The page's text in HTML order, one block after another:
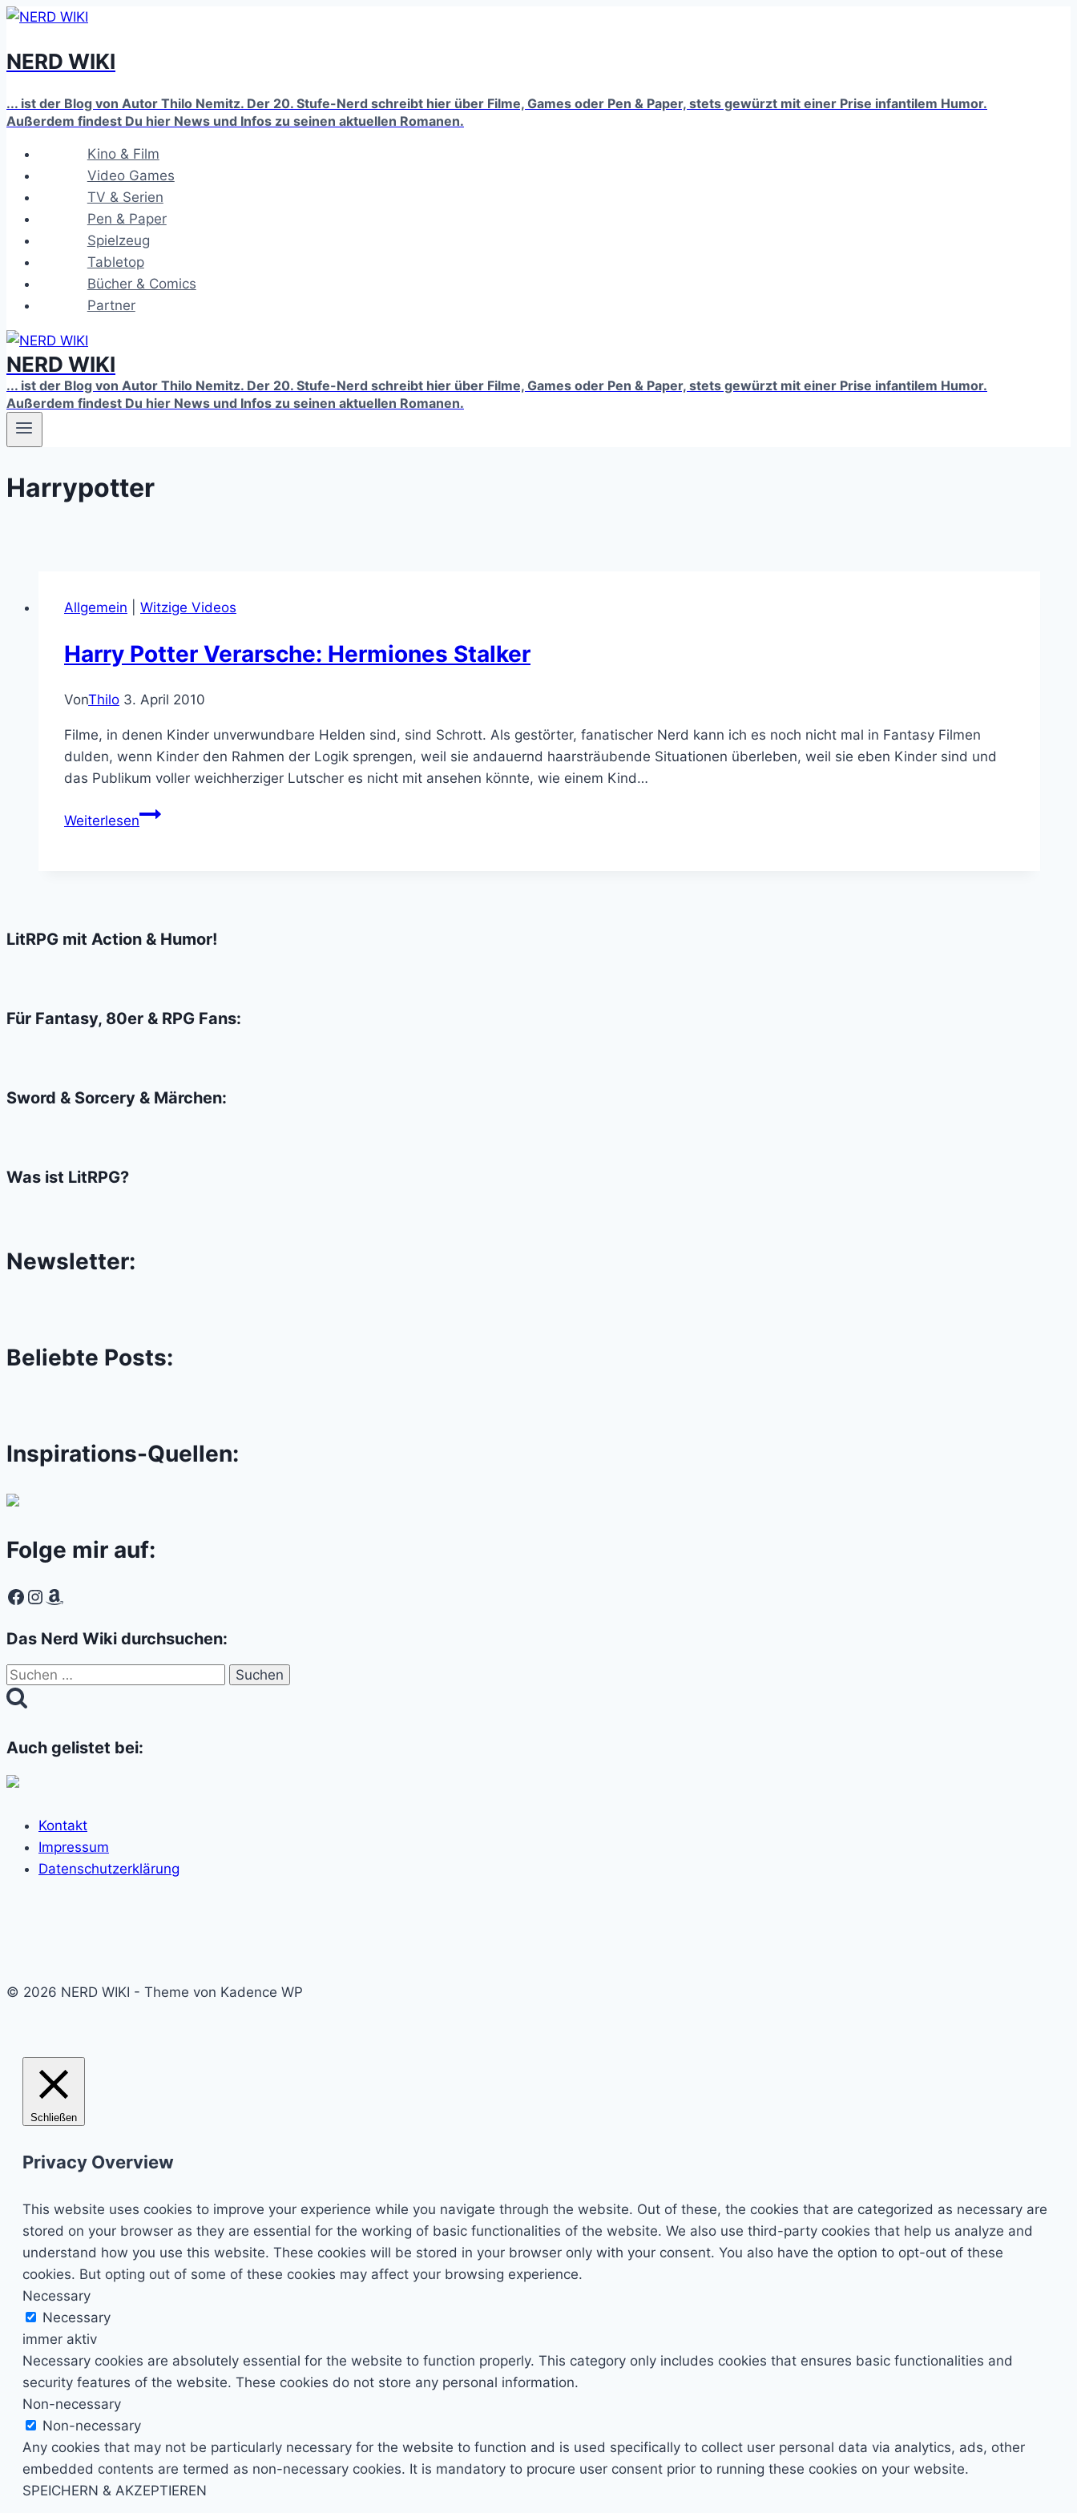
Zum
springen
NERD WIKI
... ist der Blog von Autor Thilo Nemitz. Der 20. Stufe-Nerd schreibt hier über Filme, Games oder Pen & Paper, stets gewürzt mit einer Prise infantilem Humor.
Außerdem findest Du hier News und Infos zu seinen aktuellen Romanen.
Kino & Film
Video Games
TV & Serien
Pen & Paper
Spielzeug
Tabletop
Bücher & Comics
Partner
NERD WIKI
... ist der Blog von Autor Thilo Nemitz. Der 20. Stufe-Nerd schreibt hier über Filme, Games oder Pen & Paper, stets gewürzt mit einer Prise infantilem Humor.
Außerdem findest Du hier News und Infos zu seinen aktuellen Romanen.
Harrypotter
Allgemein Witzige Videos
Harry Potter Verarsche: Hermiones Stalker
VonThilo 3. April 2010
Filme, in denen Kinder unverwundbare Helden sind, sind Schrott. Als gestörter, fanatischer Nerd kann ich es noch nicht mal in Fantasy Filmen
dulden, wenn Kinder den Rahmen der Logik sprengen, weil sie andauernd haarsträubende Situationen überleben, weil sie eben Kinder sind und
das Publikum voller weichherziger Lutscher es nicht mit ansehen könnte, wie einem Kind…
WeiterlesenHarry
LitRPG mit Action & Humor!
Für Fantasy, 80er & RPG Fans:
Sword & Sorcery & Märchen:
Was ist LitRPG?
Newsletter:
Beliebte Posts:
Inspirations-Quellen:
Folge mir auf:
Facebook
Instagram
Amazon
Das Nerd Wiki durchsuchen:
Suchen
nach:
Auch gelistet bei:
Kontakt
Impressum
Datenschutzerklärung
© 2026 NERD WIKI - Theme von Kadence WP
Schließen
Privacy Overview
This website uses cookies to improve your experience while you navigate through the website. Out of these, the cookies that are categorized as necessary are
stored on your browser as they are essential for the working of basic functionalities of the website. We also use third-party cookies that help us analyze and
understand how you use this website. These cookies will be stored in your browser only with your consent. You also have the option to opt-out of these
cookies. But opting out of some of these cookies may affect your browsing experience.
Necessary
Necessary
immer aktiv
Necessary cookies are absolutely essential for the website to function properly. This category only includes cookies that ensures basic functionalities and
security features of the website. These cookies do not store any personal information.
Non-necessary
Non-necessary
Any cookies that may not be particularly necessary for the website to function and is used specifically to collect user personal data via analytics, ads, other
embedded contents are termed as non-necessary cookies. It is mandatory to procure user consent prior to running these cookies on your website.
SPEICHERN & AKZEPTIEREN